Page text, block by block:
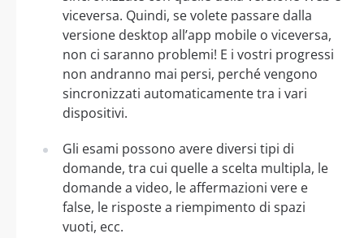
viceversa. Quindi, se volete passare dalla
versione desktop all’app mobile o viceversa,
non ci saranno problemi! E i vostri progressi
non andranno mai persi, perché vengono
sincronizzati automaticamente tra i vari
dispositivi.
Gli esami possono avere diversi tipi di
domande, tra cui quelle a scelta multipla, le
domande a video, le affermazioni vere e
false, le risposte a riempimento di spazi
vuoti, ecc.